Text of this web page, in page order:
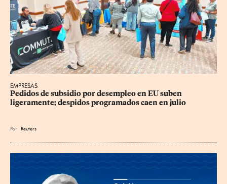
EMPRESAS
Pedidos de subsidio por desempleo en EU suben
ligeramente; despidos programados caen en julio
Por Reuters